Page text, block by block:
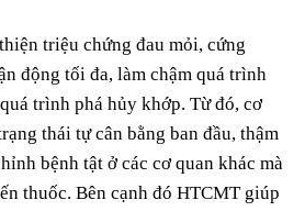
triệu chứng đau mỏi, cứng
động tối đa, làm chậm quá trình
trình phá hủy khớp. Từ đó, cơ
thái tự cân bằng ban đầu, thậm
bệnh tật ở các cơ quan khác mà
thuốc. Bên cạnh đó HTCMT giúp